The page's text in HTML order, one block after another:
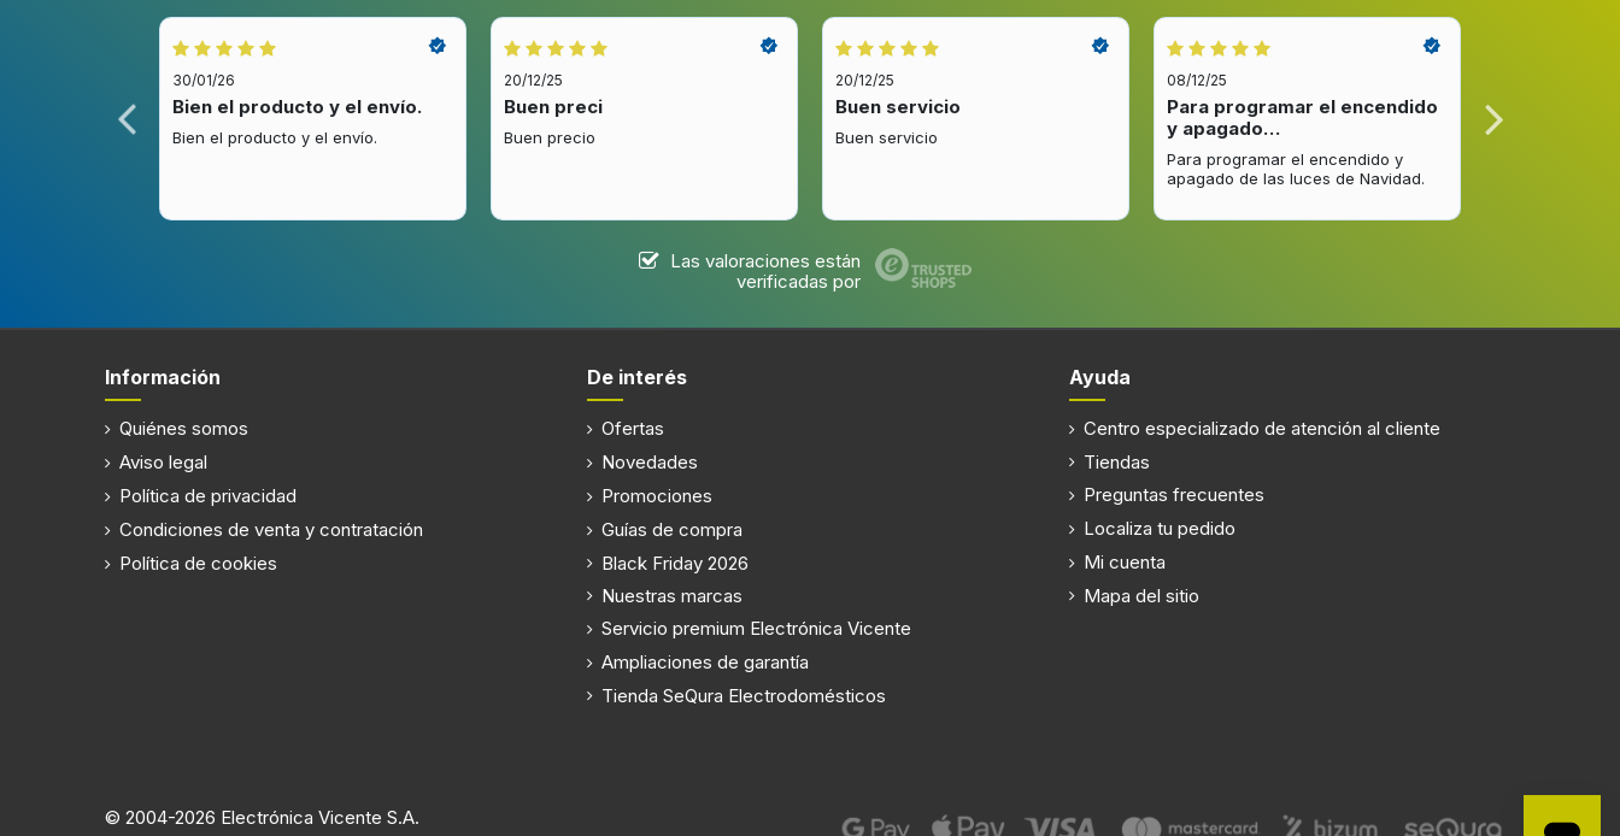
Distancia a la pared (min) 4,2 cm
Diseño
Negro
30/01/26
Bien el producto y el envío.
Bien el producto y el envío.
20/12/25
Buen preci
Buen precio
20/12/25
Buen servicio
Buen servicio
08/12/25
Para programar el encendido
y apagado…
Para programar el encendido y
apagado de las luces de Navidad.
venta y…
Las valoraciones están
verificadas por
Información
Quiénes somos
Aviso legal
Política de privacidad
Condiciones de venta y contratación
Política de cookies
De interés
Ofertas
Novedades
Promociones
Guías de compra
Black Friday 2026
Nuestras marcas
Servicio premium Electrónica Vicente
Ampliaciones de garantía
Tienda SeQura Electrodomésticos
Ayuda
Centro especializado de atención al cliente
Tiendas
Preguntas frecuentes
Localiza tu pedido
Mi cuenta
Mapa del sitio
© 2004-2026 Electrónica Vicente S.A.